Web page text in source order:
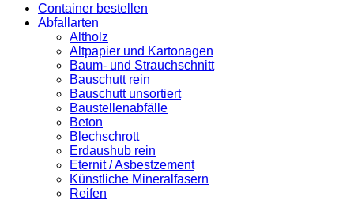
Container bestellen
Abfallarten
Altholz
Altpapier und Kartonagen
Baum- und Strauchschnitt
Bauschutt rein
Bauschutt unsortiert
Baustellenabfälle
Beton
Blechschrott
Erdaushub rein
Eternit / Asbestzement
Künstliche Mineralfasern
Reifen